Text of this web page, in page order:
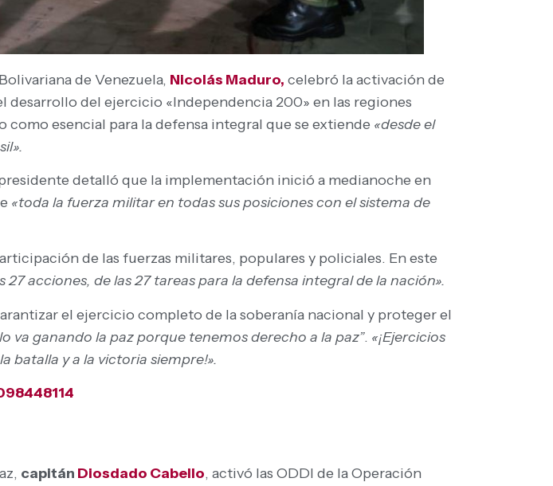
de Venezuela, Nicolás Maduro, celebró la activación de
desarrollo del ejercicio «Independencia 200» en las regiones
esencial para la defensa integral que se extiende «desde el
detalló que la implementación inició a medianoche en
«toda la fuerza militar en todas sus posiciones con el sistema de
de las fuerzas militares, populares y policiales. En este
acciones, de las 27 tareas para la defensa integral de la nación».
el ejercicio completo de la soberanía nacional y proteger el
va ganando la paz porque tenemos derecho a la paz”. «¡Ejercicios
batalla y a la victoria siempre!».
capitán Diosdado Cabello, activó las ODDI de la Operación